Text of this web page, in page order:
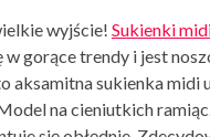
wyjście! Sukienki
w gorące trendy i jest
sukienka midi
na cieniutkich